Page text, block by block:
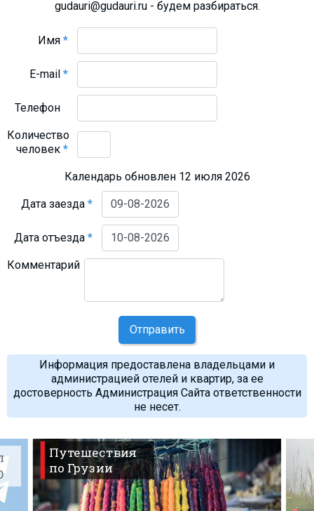
gudauri@gudauri.ru - будем разбираться.
Имя*
E-mail*
Телефон
Количество
человек*
Календарь обновлен 12 июля 2026
Дата заезда*
Дата отъезда*
Комментарий
Отправить
Информация предоставлена владельцами и
администрацией отелей и квартир, за ее
достоверность Администрация Сайта ответственности
не несет.
Путешествия
по Грузии